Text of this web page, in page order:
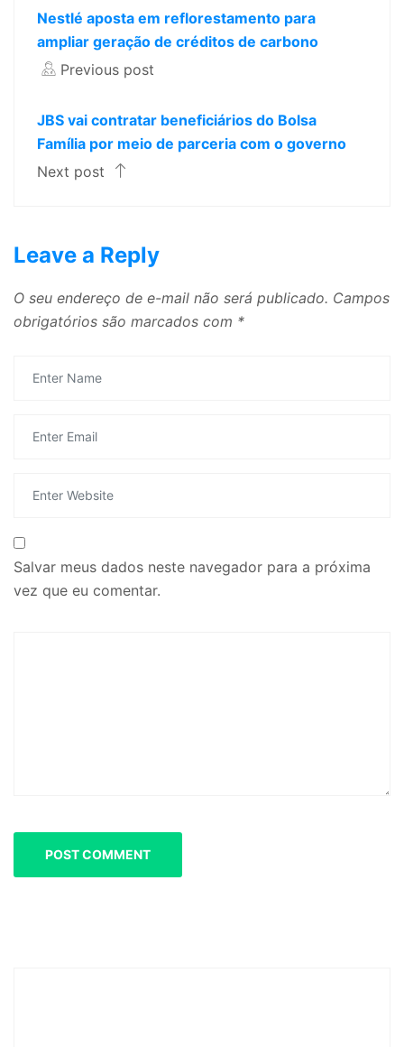
Nestlé aposta em reflorestamento para
ampliar geração de créditos de carbono
Previous post
JBS vai contratar beneficiários do Bolsa
Família por meio de parceria com o governo
Next post
Leave a Reply
O seu endereço de e-mail não será publicado. Campos
obrigatórios são marcados com *
Salvar meus dados neste navegador para a próxima
vez que eu comentar.